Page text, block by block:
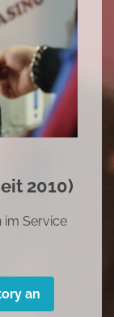
2010)
im Service
an